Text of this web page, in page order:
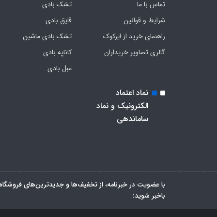
تماس با ما
شرایط و قوانین
راهنمای خرید از ایرکوک
گالری تصاویر خریداران
تشک بادی
قایق بادی
تشک بادی ماشین
کاناپه بادی
مبل بادی
نماد اعتماد
الکترونیک و نماد
ساماندهی
با عضویت در خبرنامه، از تخفیف‌ها و جدیدترین‌های فروشگاه
باخبر شوید: